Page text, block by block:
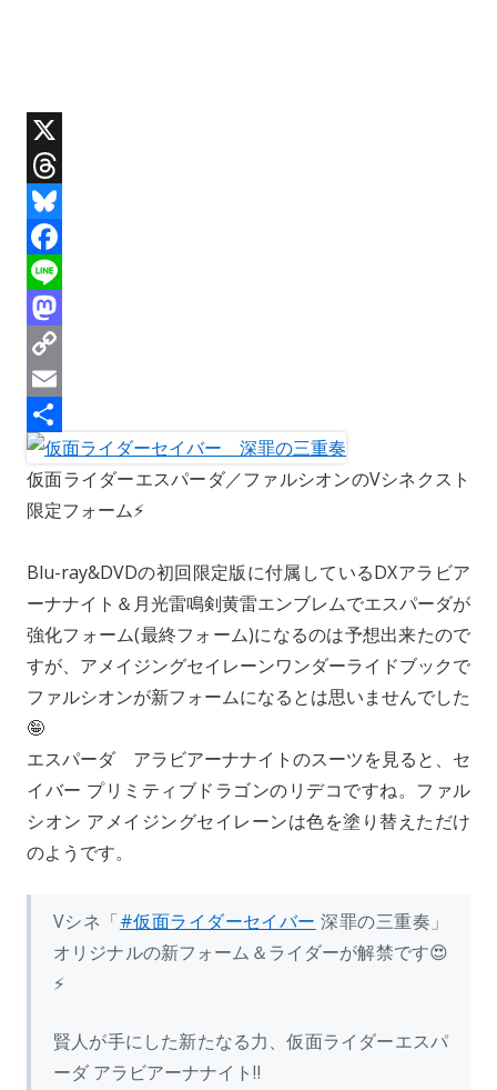
X
T
h
r
e
a
d
s
B
u
e
s
k
y
F
a
c
e
b
o
o
k
L
n
e
M
a
s
t
o
d
C
o
p
y
L
k
E
m
a
i
共
有
仮面ライダーエスパーダ／ファルシオンのVシネクスト
限定フォーム⚡️
Blu-ray&DVDの初回限定版に付属しているDXアラビア
ーナナイト＆月光雷鳴剣黄雷エンブレムでエスパーダが
強化フォーム(最終フォーム)になるのは予想出来たので
すが、アメイジングセイレーンワンダーライドブックで
ファルシオンが新フォームになるとは思いませんでした
🤪
エスパーダ アラビアーナナイトのスーツを見ると、セ
イバー プリミティブドラゴンのリデコですね。ファル
シオン アメイジングセイレーンは色を塗り替えただけ
のようです。
Vシネ「#仮面ライダーセイバー 深罪の三重奏」
オリジナルの新フォーム＆ライダーが解禁です😍
⚡️
賢人が手にした新たなる力、仮面ライダーエスパ
ーダ アラビアーナナイト‼️